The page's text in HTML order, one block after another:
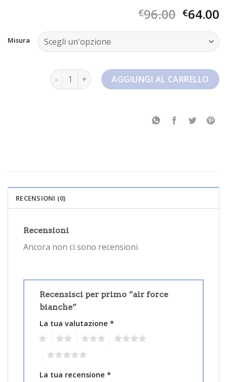
€96.00 €64.00
Misura
air force bianche quantitàAGGIUNGI AL CARRELLO
RECENSIONI (0)
Recensioni
Ancora non ci sono recensioni.
Recensisci per primo “air force
bianche”
La tua valutazione *
La tua recensione *